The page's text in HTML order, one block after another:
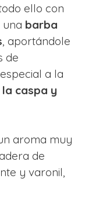
ello con
barba
, aportándole
de
a la
caspa y
aroma muy
de
y varonil,